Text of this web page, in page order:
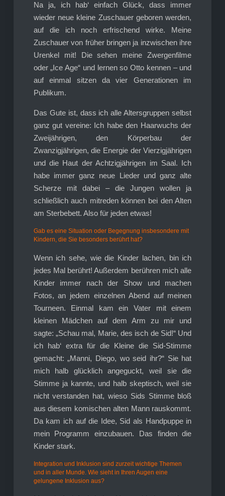
Na ja, ich hab‘ einfach Glück, dass immer
wieder neue kleine Zuschauer geboren werden,
auf die ich noch erfrischend wirke. Meine
Zuschauer von früher bringen ja inzwischen ihre
Urenkel mit! Die sehen meine Zwergenfilme
oder „Ice Age“ und lernen so Otto kennen – und
auf einmal sitzen da vier Generationen im
Publikum.
Das Gute ist, dass ich alle Altersgruppen selbst
ganz gut vereine: Ich habe den Haarwuchs der
Zweijährigen, den Körperbau der
Zwanzigjährigen, die Energie der Vierzigjährigen
und die Haut der Achtzigjährigen im Saal. Ich
habe immer ganz neue Lieder und ganz alte
Scherze mit dabei – die Jungen wollen ja
schließlich auch mitreden können bei den Alten
am Sterbebett. Also für jeden etwas!
Gab es eine Situation oder Begegnung insbesondere mit
Kindern, die Sie besonders berührt hat?
Wenn ich sehe, wie die Kinder lachen, bin ich
jedes Mal berührt! Außerdem berühren mich alle
Kinder immer nach der Show und machen
Fotos, an jedem einzelnen Abend auf meinen
Tourneen. Einmal kam ein Vater mit einem
kleinen Mädchen auf dem Arm zu mir und
sagte: „Schau mal, Marie, des isch de Sid!“ Und
ich hab‘ extra für die Kleine die Sid-Stimme
gemacht: „Manni, Diego, wo seid ihr?“ Sie hat
mich halb glücklich angeguckt, weil sie die
Stimme ja kannte, und halb skeptisch, weil sie
nicht verstanden hat, wieso Sids Stimme bloß
aus diesem komischen alten Mann rauskommt.
Da kam ich auf die Idee, Sid als Handpuppe in
mein Programm einzubauen. Das finden die
Kinder stark.
Integration und Inklusion sind zurzeit wichtige Themen
und in aller Munde. Wie sieht in Ihren Augen eine
gelungene Inklusion aus?